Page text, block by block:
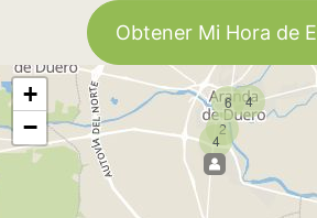
Obtener Mi Hora de
6
4
2
4
+
−